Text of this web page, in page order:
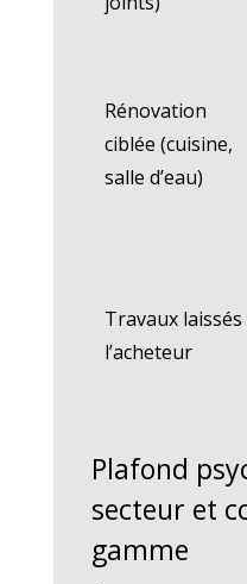
Rénovation
ciblée (cuisine,
salle d’eau)
Travaux laissés
l’acheteur
Plafond
secteur et
gamme